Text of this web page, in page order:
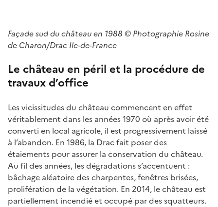
Façade sud du château en 1988 © Photographie Rosine
de Charon/Drac Ile-de-France
Le château en péril et la procédure de
travaux d’office
Les vicissitudes du château commencent en effet
véritablement dans les années 1970 où après avoir été
converti en local agricole, il est progressivement laissé
à l’abandon. En 1986, la Drac fait poser des
étaiements pour assurer la conservation du château.
Au fil des années, les dégradations s’accentuent :
bâchage aléatoire des charpentes, fenêtres brisées,
prolifération de la végétation. En 2014, le château est
partiellement incendié et occupé par des squatteurs.